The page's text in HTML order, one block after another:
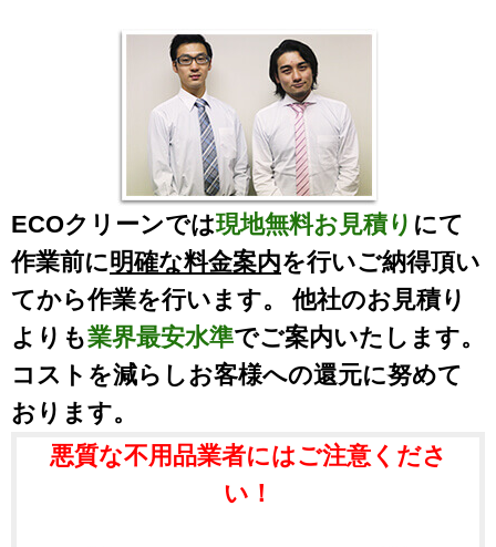
ECOクリーンでは現地無料お見積り にて
作業前に明確な料金案内を行いご納得頂い
てから作業を行います。 他社のお見積り
よりも業界最安水準でご案内いたします。
コストを減らしお客様への還元に努めて
おります。
悪質な不用品業者にはご注意くださ
い！